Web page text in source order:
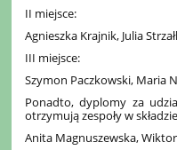
II miejsce:
Agnieszka Krajnik, Julia
III miejsce:
Szymon Paczkowski, Maria
Ponadto, dyplomy za
otrzymują zespoły w
Anita Magnuszewska,